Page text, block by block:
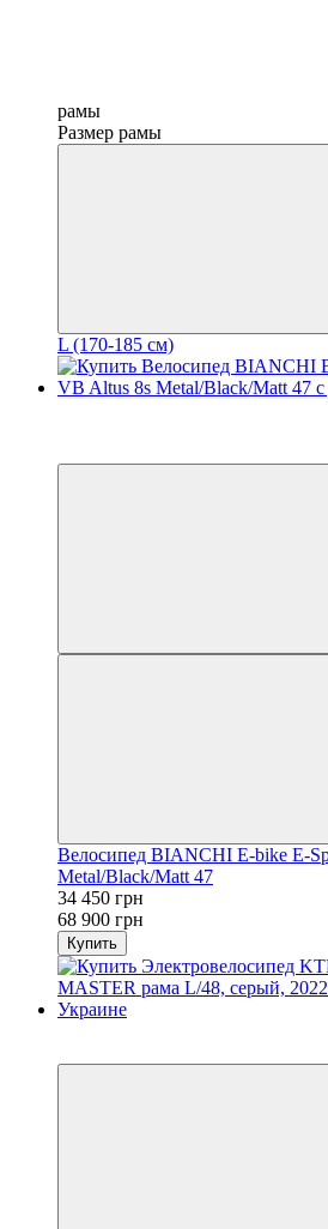
рамы
Размер рамы
L (170-185 см)
Велосипед BIANCHI E-bike E-
Metal/Black/Matt 47
34 450 грн
68 900 грн
Купить